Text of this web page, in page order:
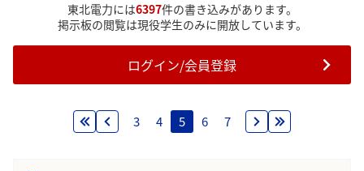
東北電力には6397件の書き込みがあります。
掲示板の閲覧は現役学生のみに開放しています。
ログイン/会員登録
3 4 5 6 7